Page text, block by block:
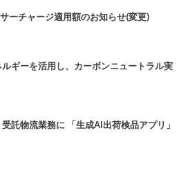
チャージ適用額のお知らせ(変更)
ギーを活用し、カーボンニュートラル実
託物流業務に 「生成AI出荷検品アプリ」